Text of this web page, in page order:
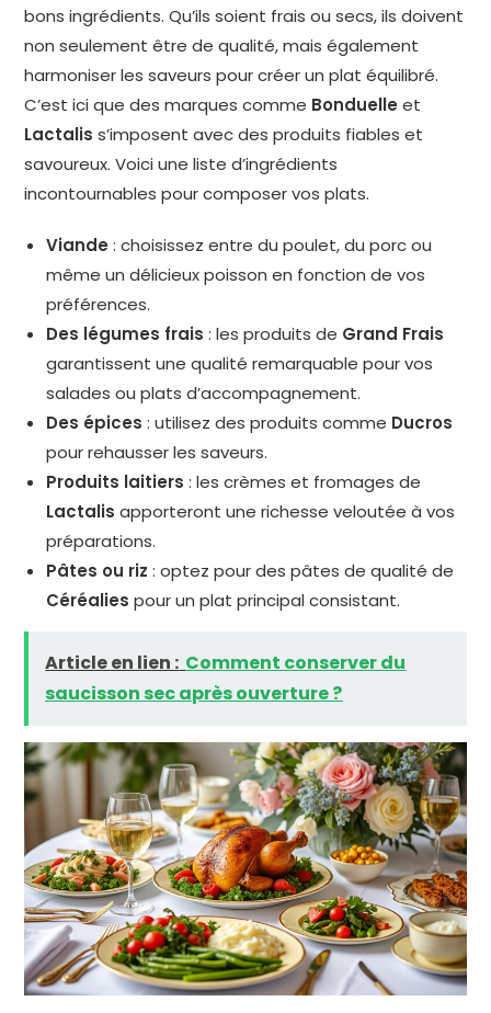
bons ingrédients. Qu’ils soient frais ou secs, ils doivent
non seulement être de qualité, mais également
harmoniser les saveurs pour créer un plat équilibré.
C’est ici que des marques comme Bonduelle et
Lactalis s’imposent avec des produits fiables et
savoureux. Voici une liste d’ingrédients
incontournables pour composer vos plats.
Viande : choisissez entre du poulet, du porc ou
même un délicieux poisson en fonction de vos
préférences.
Des légumes frais : les produits de Grand Frais
garantissent une qualité remarquable pour vos
salades ou plats d’accompagnement.
Des épices : utilisez des produits comme Ducros
pour rehausser les saveurs.
Produits laitiers : les crèmes et fromages de
Lactalis apporteront une richesse veloutée à vos
préparations.
Pâtes ou riz : optez pour des pâtes de qualité de
Céréalies pour un plat principal consistant.
Article en lien : Comment conserver du
saucisson sec après ouverture ?